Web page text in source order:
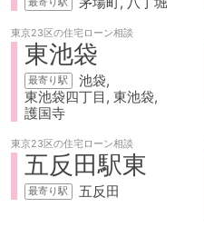
東京23区の住宅ローン相談
東池袋
池袋
東池袋四丁目 東池袋
護国寺
東京23区の住宅ローン相談
五反田駅東
五反田